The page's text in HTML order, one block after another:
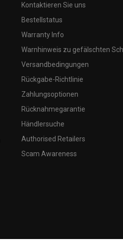
Kontaktieren Sie uns
Bestellstatus
Warranty Info
Warnhinweis zu gefälschten
Versandbedingungen
Rückgabe-Richtlinie
Zahlungsoptionen
Rücknahmegarantie
Händlersuche
Authorised Retailers
Scam Awareness